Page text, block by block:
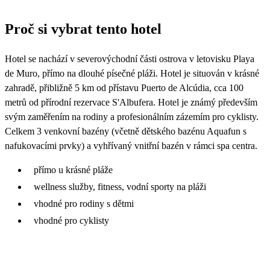
19 559
Proč si vybrat tento hotel
Hotel se nachází v severovýchodní části ostrova v letovisku Playa
de Muro, přímo na dlouhé písečné pláži. Hotel je situován v krásné
zahradě, přibližně 5 km od přístavu Puerto de Alcúdia, cca 100
metrů od přírodní rezervace S'Albufera. Hotel je známý především
svým zaměřením na rodiny a profesionálním zázemím pro cyklisty.
Celkem 3 venkovní bazény (včetně dětského bazénu Aquafun s
nafukovacími prvky) a vyhřívaný vnitřní bazén v rámci spa centra.
přímo u krásné pláže
wellness služby, fitness, vodní sporty na pláži
vhodné pro rodiny s dětmi
vhodné pro cyklisty